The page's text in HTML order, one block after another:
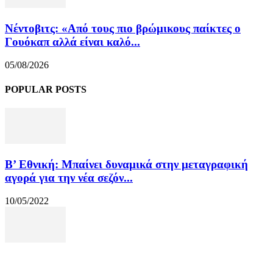
Νέντοβιτς: «Από τους πιο βρώμικους παίκτες ο
Γουόκαπ αλλά είναι καλό...
05/08/2026
POPULAR POSTS
Β’ Εθνική: Μπαίνει δυναμικά στην μεταγραφική
αγορά για την νέα σεζόν...
10/05/2022